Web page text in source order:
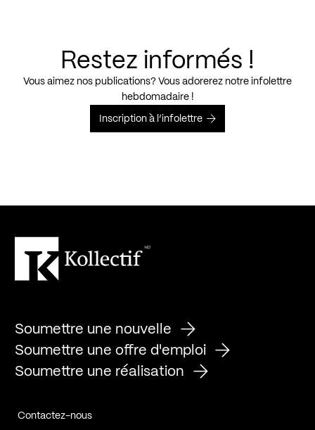
Restez informés !
Vous aimez nos publications? Vous adorerez notre infolettre
hebdomadaire !
Inscription à l’infolettre
Soumettre une nouvelle
Soumettre une offre d'emploi
Soumettre une réalisation
Contactez-nous